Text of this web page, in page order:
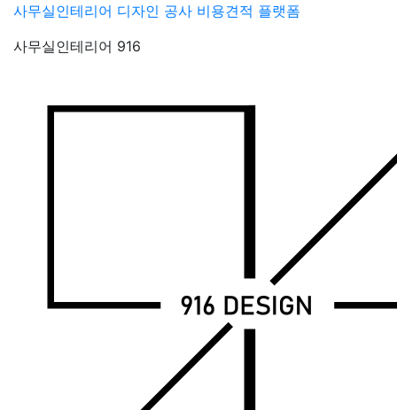
Skip
content
사무실인테리어 디자인 공사 비용견적 플랫폼
사무실인테리어 916